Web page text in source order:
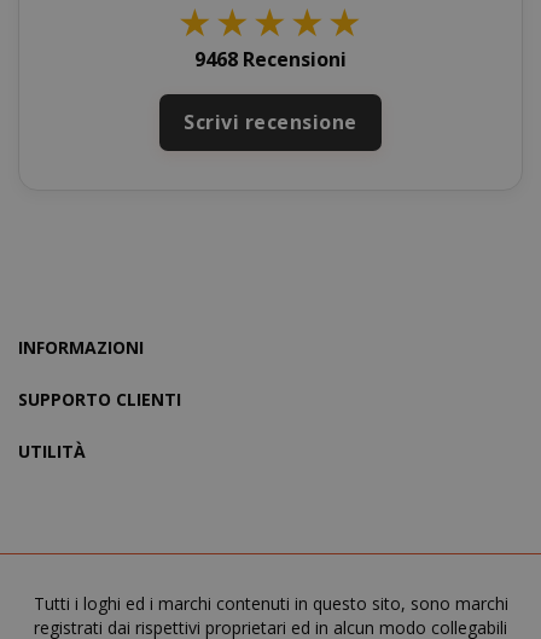
★★★★★
9468 Recensioni
Scrivi recensione
INFORMAZIONI
SUPPORTO CLIENTI
UTILITÀ
Tutti i loghi ed i marchi contenuti in questo sito, sono marchi
registrati dai rispettivi proprietari ed in alcun modo collegabili